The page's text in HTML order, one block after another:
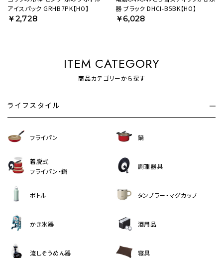
アイスパック GRHB7PK【HO】
￥2,728
器 ブラック DHCI-B5BK【HO】
￥6,028
ITEM CATEGORY
商品カテゴリーから探す
ライフスタイル
フライパン 鍋
着脱式
フライパン・鍋
調理器具
ボトル タンブラー・マグカップ
かき氷器 酒用品
流しそうめん器 寝具